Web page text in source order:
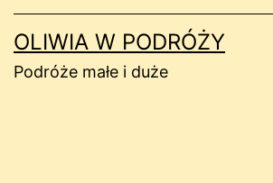
OLIWIA W PODRÓŻY
Podróże małe i duże